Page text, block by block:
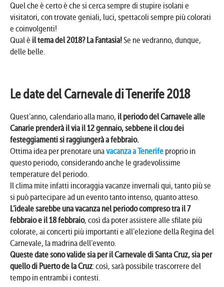
Quel che è certo è che si cerca sempre di stupire isolani e
visitatori, con trovate geniali, luci, spettacoli sempre più colorati
e coinvolgenti!
Qual è il tema del 2018? La Fantasia!Se ne vedranno, dunque,
delle belle.
Le date del Carnevale di Tenerife 2018
Quest’anno, calendario alla mano, il periodo del Carnavele alle
Canarie prenderà il via il 12 gennaio, sebbene il clou dei
festeggiamenti si raggiungerà a febbraio.
Ottima idea per prenotare unavacanza a Tenerife proprio in
questo periodo, considerando anche le gradevolissime
temperature del periodo.
Il clima mite infatti incoraggia vacanze invernali qui, tanto più se
si può partecipare ad un evento tanto intenso, quanto atteso.
L’ideale sarebbe una vacanza nel periodo compreso tra il 7
febbraio e il 18 febbraio, così da poter assistere alle sfilate più
colorate, ai concerti più importanti e all’elezione della Regina del
Carnevale, la madrina dell’evento.
Queste date sono valide sia per il Carnevale di Santa Cruz, sia per
quello di Puerto de la Cruz: così, sarà possibile trascorrere del
tempo in entrambi i contesti.